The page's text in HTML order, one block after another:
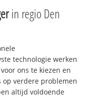
in regio Den
technologie werken
ons te kiezen en
op verdere problemen
altijd voldoende